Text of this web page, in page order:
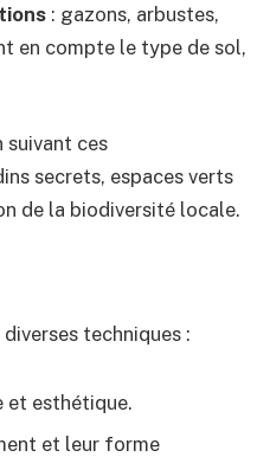
: gazons, arbustes,
en compte le type de sol,
suivant ces
secrets, espaces verts
de la biodiversité locale.
techniques :
et esthétique.
et leur forme